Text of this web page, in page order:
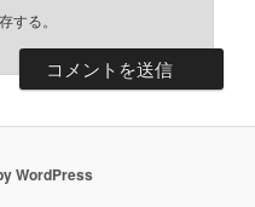
する。
WordPress